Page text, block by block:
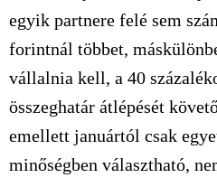
egyik partnere felé sem
forintnál többet,
vállalnia kell, a 40
összeghatár átlépését
emellett januártól csak
minőségben választható,